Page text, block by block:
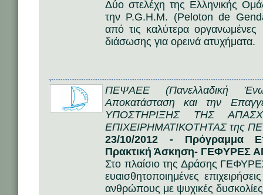
Δύο στελέχη της Ελληνικής
την P.G.H.M. (Peloton de
από τις καλύτερα οργανωμένες
διάσωσης για ορεινά ατυχήματα.
ΠΕΨΑΕΕ (Πανελλαδική
Αποκατάσταση και την
ΥΠΟΣΤΗΡΙΞΗΣ ΤΗΣ
ΕΠΙΧΕΙΡΗΜΑΤΙΚΟΤΗΤΑΣ της
23/10/2012 - Πρόγραμμα
Πρακτική Άσκηση- ΓΕΦΥΡΕΣ
Στο πλαίσιο της Δράσης
ευαισθητοποιημένες
ανθρώπους με ψυχικές